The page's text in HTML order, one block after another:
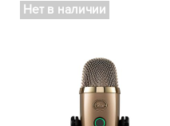
Нет в наличии